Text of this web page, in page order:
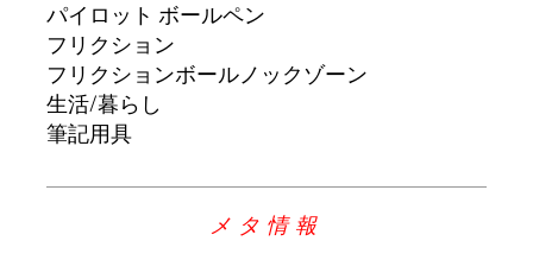
パイロット ボールペン
フリクション
フリクションボールノックゾーン
生活/暮らし
筆記用具
メタ情報